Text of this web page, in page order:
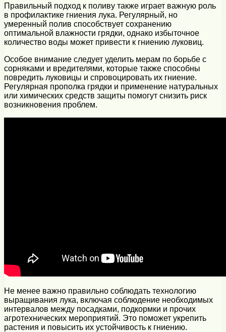
Правильный подход к поливу также играет важную роль
в профилактике гниения лука. Регулярный, но
умеренный полив способствует сохранению
оптимальной влажности грядки, однако избыточное
количество воды может привести к гниению луковиц.
Особое внимание следует уделить мерам по борьбе с
сорняками и вредителями, которые также способны
повредить луковицы и спровоцировать их гниение.
Регулярная прополка грядки и применение натуральных
или химических средств защиты помогут снизить риск
возникновения проблем.
Не менее важно правильно соблюдать технологию
выращивания лука, включая соблюдение необходимых
интервалов между посадками, подкормки и прочих
агротехнических мероприятий. Это поможет укрепить
растения и повысить их устойчивость к гниению.